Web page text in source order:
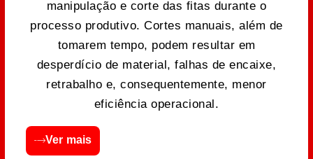
manipulação e corte das fitas durante o
processo produtivo. Cortes manuais, além de
tomarem tempo, podem resultar em
desperdício de material, falhas de encaixe,
retrabalho e, consequentemente, menor
eficiência operacional.
Ver mais